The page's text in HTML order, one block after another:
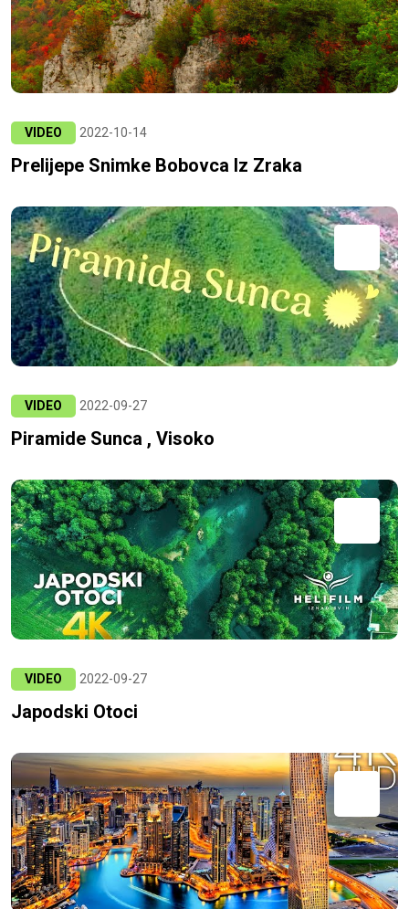
VIDEO 2022-10-14
Prelijepe Snimke Bobovca Iz Zraka
VIDEO 2022-09-27
Piramide Sunca , Visoko
VIDEO 2022-09-27
Japodski Otoci